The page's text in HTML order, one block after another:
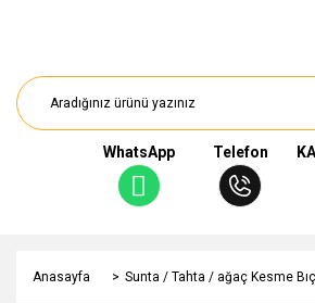
WhatsApp Telefon
Anasayfa Sunta / Tahta / ağaç Kesme